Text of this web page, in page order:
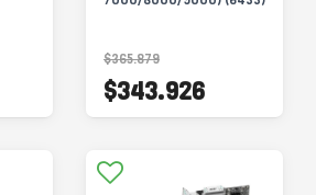
$365.879
$343.926